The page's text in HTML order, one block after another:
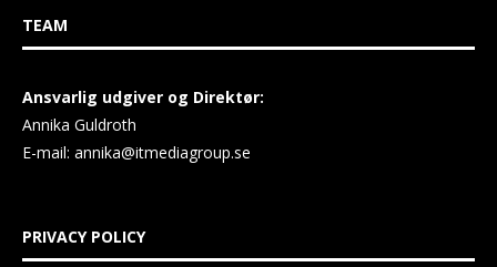
TEAM
Ansvarlig udgiver og Direktør:
Annika Guldroth
E-mail: annika@itmediagroup.se
PRIVACY POLICY